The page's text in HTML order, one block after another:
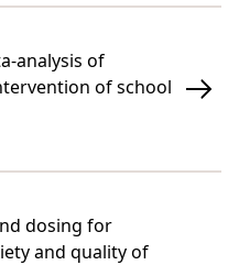
analysis of
of school
dosing for
and quality of